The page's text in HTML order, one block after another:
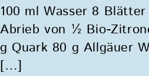
100 ml Wasser 8
Abrieb von ½ Bio-
g Quark 80 g Allgäuer
[…]